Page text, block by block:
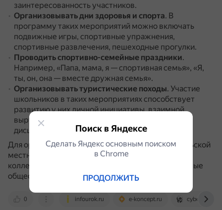
заинтересованность участников.
Организовывать дни здоровья и спорта. В
программу таких мероприятий можно включать
подвижные игры, спортивные упражнения,
спортивные развлечения, пешеходные прогулки.
Проводить спортивно-семейные праздники.
Например, «Папа, мама, я — спортивная семья», «Я,
ты, он, она — вместе дружная семья».
Организовывать туристические походы. Участие
школьников в таких мероприятиях способствует
развитию у них личной инициативы, взаимной
выручки, настойчивости, силы воли и высокой
дисциплинированности.
Для организации спортивного досуга детей в сельской
местности важно привлекать педагогический
коллектив школы, родителей школьников и местные
общественные организации.
0 infourok.ru e-koncept.ru
Поиск в Яндексе
Сделать Яндекс основным поиском
в Сhrome
ПРОДОЛЖИТЬ